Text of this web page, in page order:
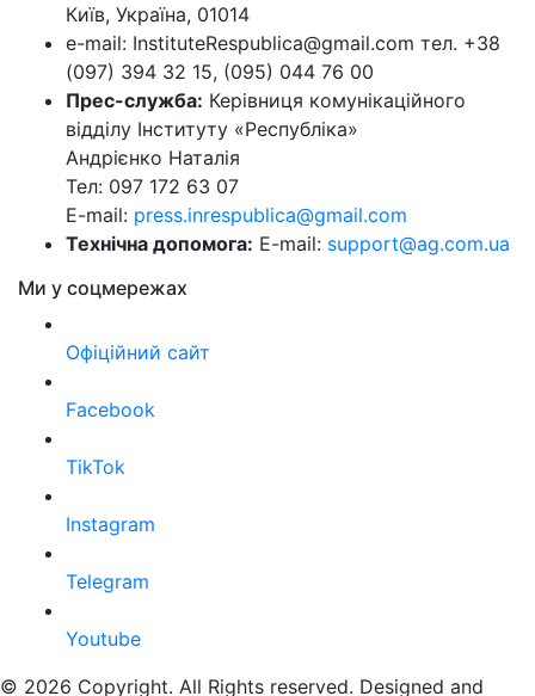
Київ, Україна, 01014
e-mail: InstituteRespublica@gmail.com тел. +38
(097) 394 32 15, (095) 044 76 00
Прес-служба: Керівниця комунікаційного
відділу Інституту «Республіка»
Андрієнко Наталія
Тел: 097 172 63 07
E-mail: press.inrespublica@gmail.com
Технічна допомога: E-mail: support@ag.com.ua
Ми у соцмережах
Офіційний сайт
Facebook
TikTok
Instagram
Telegram
Youtube
© 2026 Copyright. All Rights reserved. Designed and